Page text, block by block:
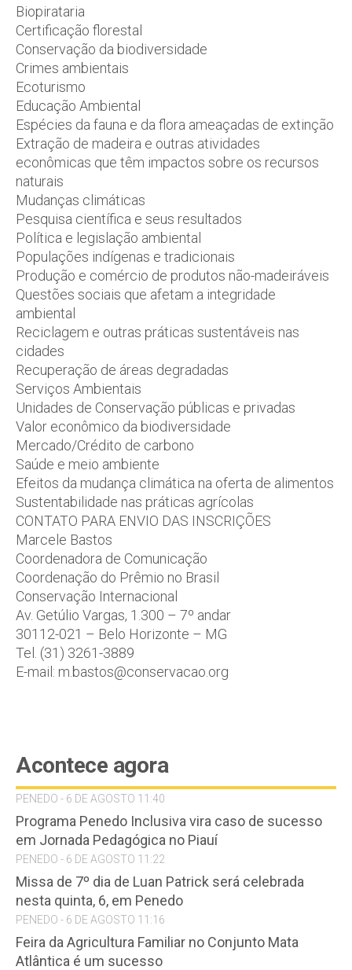
Biopirataria
Certificação florestal
Conservação da biodiversidade
Crimes ambientais
Ecoturismo
Educação Ambiental
Espécies da fauna e da flora ameaçadas de extinção
Extração de madeira e outras atividades
econômicas que têm impactos sobre os recursos
naturais
Mudanças climáticas
Pesquisa científica e seus resultados
Política e legislação ambiental
Populações indígenas e tradicionais
Produção e comércio de produtos não-madeiráveis
Questões sociais que afetam a integridade
ambiental
Reciclagem e outras práticas sustentáveis nas
cidades
Recuperação de áreas degradadas
Serviços Ambientais
Unidades de Conservação públicas e privadas
Valor econômico da biodiversidade
Mercado/Crédito de carbono
Saúde e meio ambiente
Efeitos da mudança climática na oferta de alimentos
Sustentabilidade nas práticas agrícolas
CONTATO PARA ENVIO DAS INSCRIÇÕES
Marcele Bastos
Coordenadora de Comunicação
Coordenação do Prêmio no Brasil
Conservação Internacional
Av. Getúlio Vargas, 1.300 – 7º andar
30112-021 – Belo Horizonte – MG
Tel. (31) 3261-3889
E-mail: m.bastos@conservacao.org
Acontece agora
PENEDO - 6 DE AGOSTO 11:40
Programa Penedo Inclusiva vira caso de sucesso
em Jornada Pedagógica no Piauí
PENEDO - 6 DE AGOSTO 11:22
Missa de 7º dia de Luan Patrick será celebrada
nesta quinta, 6, em Penedo
PENEDO - 6 DE AGOSTO 11:16
Feira da Agricultura Familiar no Conjunto Mata
Atlântica é um sucesso